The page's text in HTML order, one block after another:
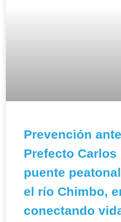
Prevención
Prefecto
puente
el río Chimbo,
conectando